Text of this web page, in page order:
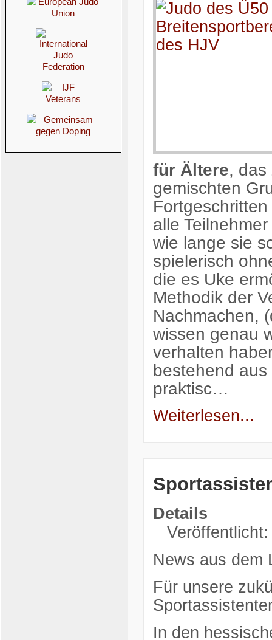
für Ältere, das
gemischten
alle
wie lange sie
spielerisch
die es Uke
Methodik der
Nachmachen,
wissen genau
verhalten
bestehend
praktisc…
Weiterlesen...
Details
News aus dem
Für unsere
In den